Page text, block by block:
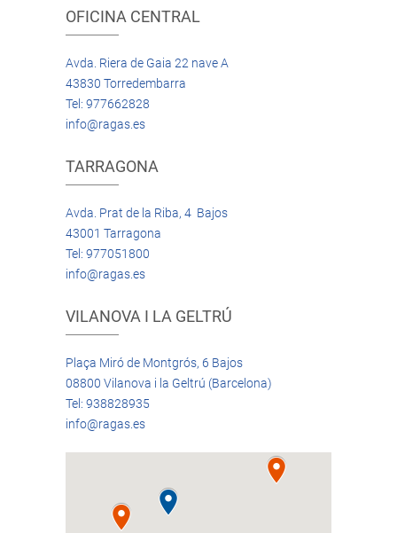
OFICINA CENTRAL
Avda. Riera de Gaia 22 nave A
43830 Torredembarra
Tel: 977662828
info@ragas.es
TARRAGONA
Avda. Prat de la Riba, 4 Bajos
43001 Tarragona
Tel: 977051800
info@ragas.es
VILANOVA I LA GELTRÚ
Plaça Miró de Montgrós, 6 Bajos
08800 Vilanova i la Geltrú (Barcelona)
Tel: 938828935
info@ragas.es